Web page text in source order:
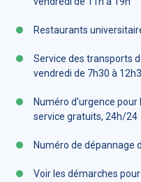
Restaurants
Service des transports
vendredi de 7h30 à
Numéro d’urgence pour
service gratuits, 24h/24
Numéro de dépannage
Voir les démarches pour